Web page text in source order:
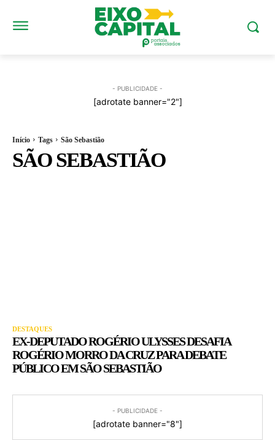
- PUBLICIDADE -
[adrotate banner="2"]
Início Tags São Sebastião
SÃO SEBASTIÃO
DESTAQUES
EX-DEPUTADO ROGÉRIO ULYSSES DESAFIA
ROGÉRIO MORRO DA CRUZ PARA DEBATE
PÚBLICO EM SÃO SEBASTIÃO
- PUBLICIDADE -
[adrotate banner="8"]